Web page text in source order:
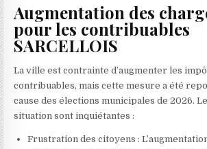
Augmentation des
pour les contribuables
SARCELLOIS
La ville est contrainte d’augmenter les
contribuables, mais cette mesure a été
cause des élections municipales de 2026.
situation sont inquiétantes :
Frustration des citoyens :